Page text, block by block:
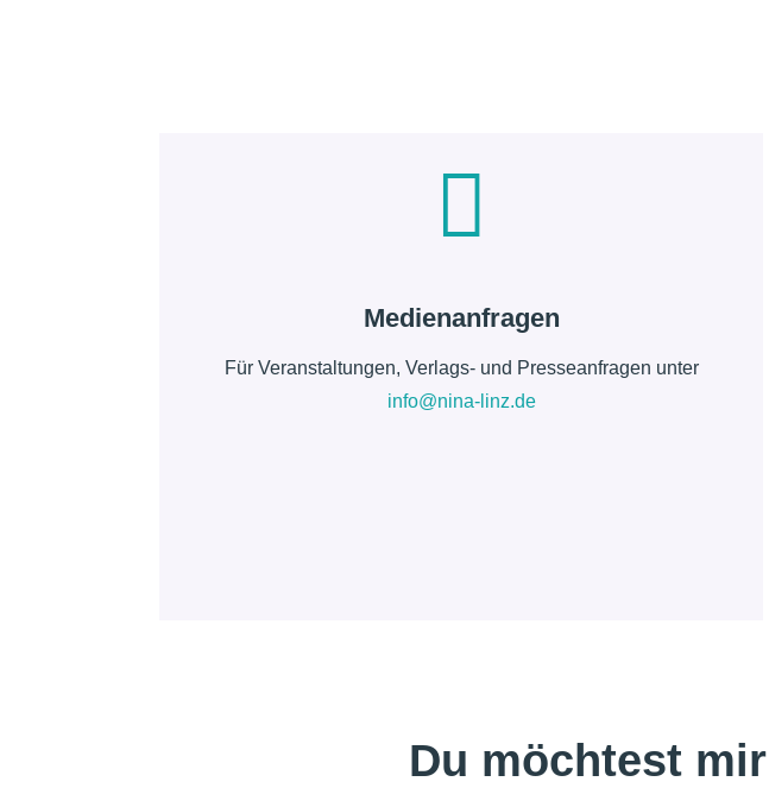

Medienanfragen
Für Veranstaltungen, Verlags- und Presseanfragen unter
info@nina-linz.de
Du möchtest